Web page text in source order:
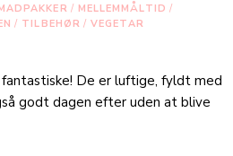
/ MELLEMMÅLTID /
/ TILBEHØR / VEGETAR
De er luftige, fyldt med
godt dagen efter uden at blive